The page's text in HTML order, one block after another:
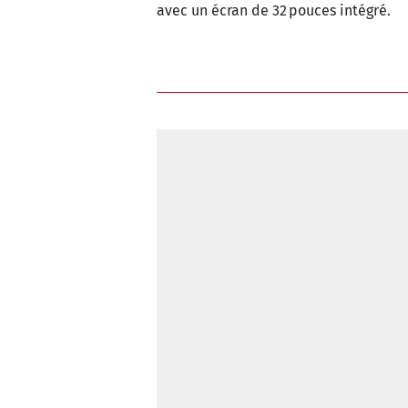
avec un écran de 32 pouces intégré.